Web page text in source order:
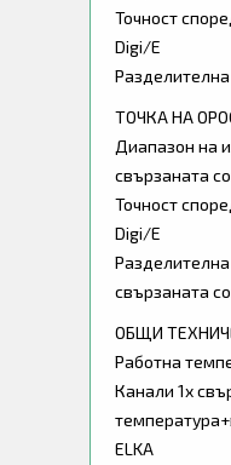
Точност
Digi/E
Разделителна
ТОЧКА НА
Диапазон на
свързаната
Точност
Digi/E
свързаната
ОБЩИ
Работна
Канали 1x
ELKA